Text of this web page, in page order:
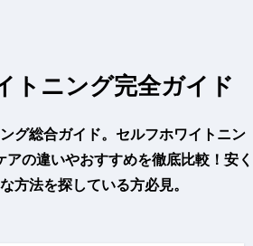
トニング完全ガイド
グ総合ガイド。セルフホワイトニン
アの違いやおすすめを徹底比較！安く
方法を探している方必見。